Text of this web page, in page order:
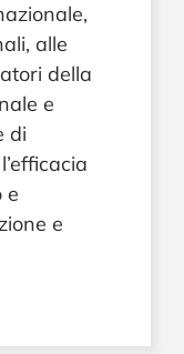
alle
della
e
di
e
e